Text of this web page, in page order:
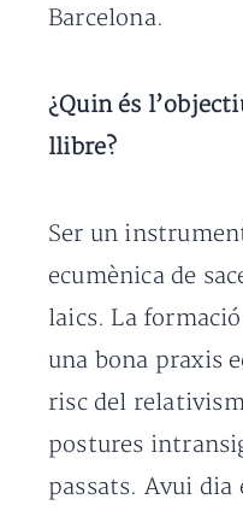
Barcelona.
¿Quin és
llibre?
Ser un
ecumènica de
laics. La
una bona praxis
risc del
postures
passats. Avui dia